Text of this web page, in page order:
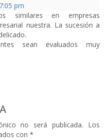
pm
similares en empresas
nuestra. La sucesión a
sean evaluados muy
no será publicada.
Los
con *